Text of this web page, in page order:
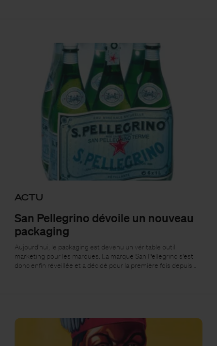
ACTU
San Pellegrino dévoile un nouveau
packaging
Aujourd'hui, le packaging est devenu un véritable outil
marketing pour les marques. La marque San Pellegrino s'est
donc enfin réveillée et a décidé pour la première fois depuis…